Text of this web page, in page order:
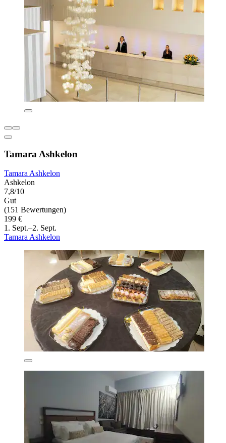
Tamara Ashkelon
Tamara Ashkelon
Ashkelon
7,8/10
Gut
(151 Bewertungen)
199 €
1. Sept.–2. Sept.
Tamara Ashkelon